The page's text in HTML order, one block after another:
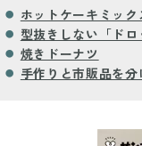
ホットケーキミック
型抜きしない「ドロ
焼きドーナツ
手作りと市販品を